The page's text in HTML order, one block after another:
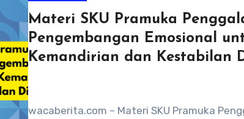
Materi SKU Pramuka
Pengembangan Emosional
Kemandirian dan Kestabilan
wacaberita.com – Materi SKU Pramuka